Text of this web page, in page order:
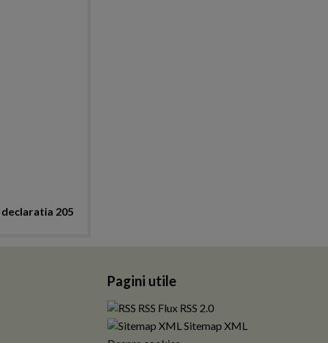
declaratia 205
Pagini utile
RSS Flux RSS 2.0
Sitemap XML